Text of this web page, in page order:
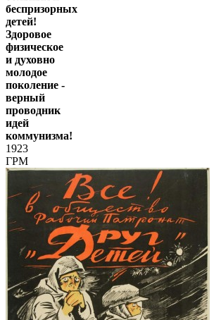
беспризорных
детей!
Здоровое
физическое
и духовно
молодое
поколение -
верный
проводник
идей
коммунизма!
1923
ГРМ